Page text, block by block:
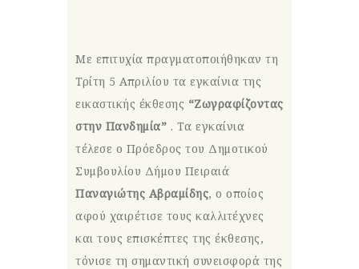
Με επιτυχία πραγματοποιήθηκαν τη
Τρίτη 5 Απριλίου τα εγκαίνια της
εικαστικής έκθεσης “Ζωγραφίζοντας
στην Πανδημία” . Τα εγκαίνια
τέλεσε ο Πρόεδρος του Δημοτικού
Συμβουλίου Δήμου Πειραιά
Παναγιώτης Αβραμίδης, ο οποίος
αφού χαιρέτισε τους καλλιτέχνες
και τους επισκέπτες της έκθεσης,
τόνισε τη σημαντική συνεισφορά της